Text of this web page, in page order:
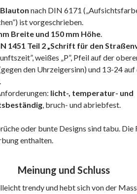
nach DIN 6171
ist vorgeschrieben.
Breite und 150 mm Höhe.
1451 Teil 2 „Schrift für den
weißes „P”, Pfeil auf der
den Uhrzeigersinn) und 13-24 auf
licht-, temperatur- und
, bruch- und abriebfest.
oder bunte Designs sind tabu. Die
enthalten.
Meinung und Schluss
trendy und hebt sich von der